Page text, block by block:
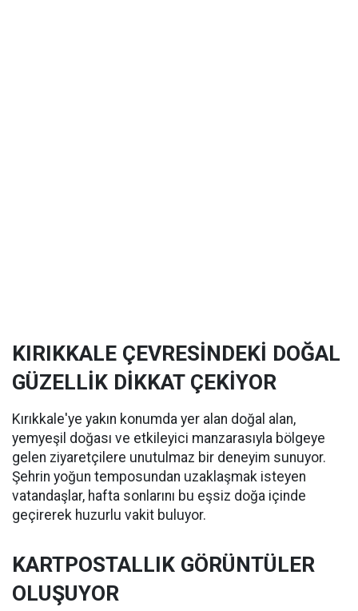
KIRIKKALE ÇEVRESİNDEKİ DOĞAL
GÜZELLİK DİKKAT ÇEKİYOR
Kırıkkale'ye yakın konumda yer alan doğal alan,
yemyeşil doğası ve etkileyici manzarasıyla bölgeye
gelen ziyaretçilere unutulmaz bir deneyim sunuyor.
Şehrin yoğun temposundan uzaklaşmak isteyen
vatandaşlar, hafta sonlarını bu eşsiz doğa içinde
geçirerek huzurlu vakit buluyor.
KARTPOSTALLIK GÖRÜNTÜLER
OLUŞUYOR